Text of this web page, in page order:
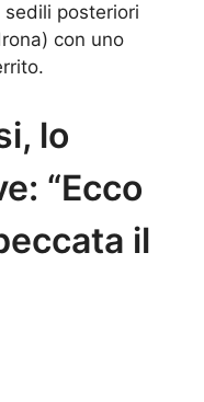
sedili posteriori
con uno
lo
“Ecco
il